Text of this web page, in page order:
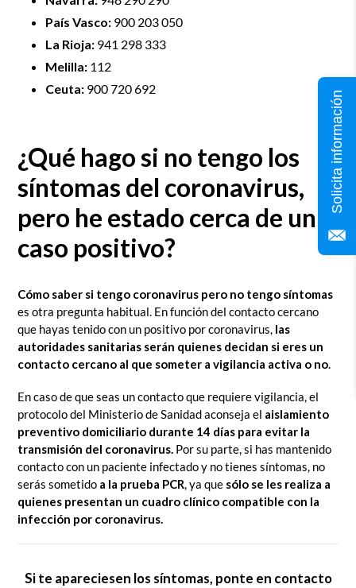
País Vasco: 900 203 050
La Rioja: 941 298 333
Melilla: 112
Ceuta: 900 720 692
¿Qué hago si no tengo los
síntomas del coronavirus,
pero he estado cerca de un
caso positivo?
Cómo saber si tengo coronavirus pero no tengo síntomas
es otra pregunta habitual. En función del contacto cercano
que hayas tenido con un positivo por coronavirus, las
autoridades sanitarias serán quienes decidan si eres un
contacto cercano al que someter a vigilancia activa o no.
En caso de que seas un contacto que requiere vigilancia, el
protocolo del Ministerio de Sanidad aconseja el aislamiento
preventivo domiciliario durante 14 días para evitar la
transmisión del coronavirus. Por su parte, si has mantenido
contacto con un paciente infectado y no tienes síntomas, no
serás sometido a la prueba PCR, ya que sólo se les realiza a
quienes presentan un cuadro clínico compatible con la
infección por coronavirus.
Si te apareciesen los síntomas, ponte en contacto
Solicita información